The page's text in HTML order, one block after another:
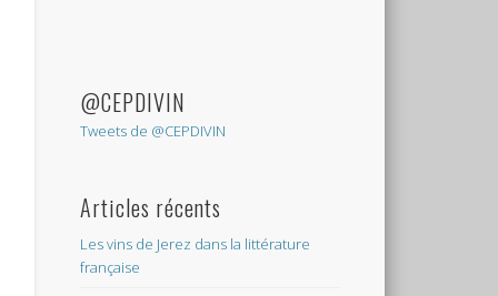
@CEPDIVIN
Tweets de @CEPDIVIN
Articles récents
Les vins de Jerez dans la littérature
française